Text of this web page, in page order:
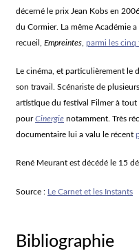
décerné le prix Jean Kobs en
du Cormier. La même Académie
recueil,Empreintes ,parmi les cinq
Le cinéma, et particulièrement le
son travail. Scénariste de
artistique du festival Filmer à tout
pourCinergie notamment. Très
documentaire lui a valu le récent
René Meurant est décédé le 15
Source : Le Carnet et les Instants
Bibliographie